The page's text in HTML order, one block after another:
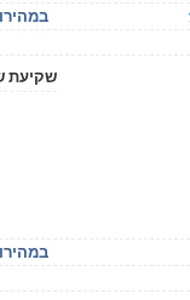
שקיעת